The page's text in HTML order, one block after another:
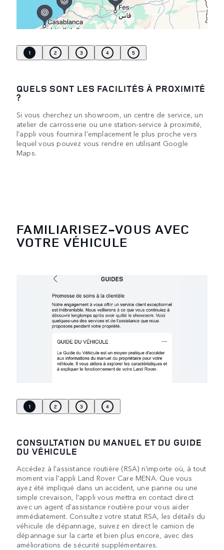
1 2 3 4 5
QUELS SONT LES FACILITÉS À PROXIMITÉ
?
Si vous cherchez un showroom, un centre de service, un
atelier de carrosserie ou une station-service à proximité,
l'appli vous fournira l'emplacement le plus proche vers
lequel vous pouvez vous rendre en utilisant Google
Maps.
FAMILIARISEZ-VOUS AVEC
VOTRE VÉHICULE
1 2 3 4
CONSULTATION DU MANUEL ET DU GUIDE
DU VÉHICULE
Accédez à l'assistance routière (RSA) n'importe où, à tout
moment via l'appli Land Rover Care MENA. Que vous
ayez été impliqué dans un accident, une panne ou une
simple crevaison, l'appli vous mettra en contact direct
avec un agent d'assistance routière pour vous aider
immédiatement. Consultez votre statut RSA, les détails du
véhicule de dépannage, suivez en direct le camion de
dépannage sur la carte et bien plus encore, avec des
améliorations de sécurité supplémentaires.